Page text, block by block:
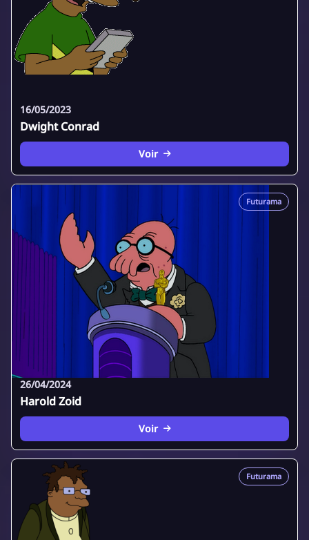
16/05/2023
Dwight Conrad
Voir
Futurama
26/04/2024
Harold Zoid
Voir
Futurama